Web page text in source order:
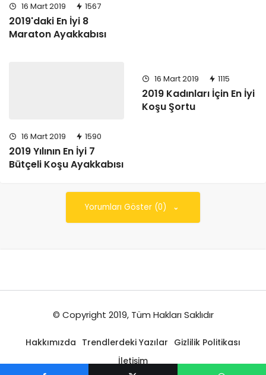
16 Mart 2019 1567
2019'daki En İyi 8
Maraton Ayakkabısı
16 Mart 2019 1590
2019 Yılının En İyi 7
Bütçeli Koşu Ayakkabısı
16 Mart 2019 1115
2019 Kadınları İçin En İyi
Koşu Şortu
Yorumları Göster (0)
© Copyright 2019, Tüm Hakları Saklıdır
Hakkımızda Trendlerdeki Yazılar Gizlilik Politikası
İletişim